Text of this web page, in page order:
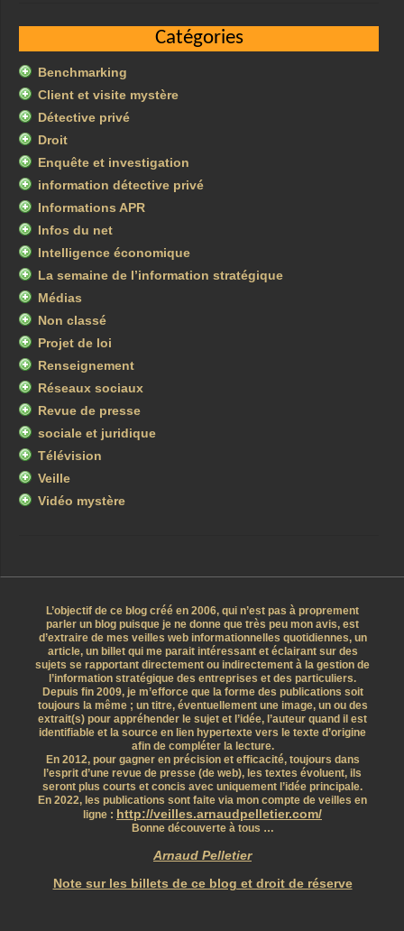
Catégories
Benchmarking
Client et visite mystère
Détective privé
Droit
Enquête et investigation
information détective privé
Informations APR
Infos du net
Intelligence économique
La semaine de l’information stratégique
Médias
Non classé
Projet de loi
Renseignement
Réseaux sociaux
Revue de presse
sociale et juridique
Télévision
Veille
Vidéo mystère
L’objectif de ce blog créé en 2006, qui n’est pas à proprement
parler un blog puisque je ne donne que très peu mon avis, est
d’extraire de mes veilles web informationnelles quotidiennes, un
article, un billet qui me parait intéressant et éclairant sur des
sujets se rapportant directement ou indirectement à la gestion de
l’information stratégique des entreprises et des particuliers.
Depuis fin 2009, je m’efforce que la forme des publications soit
toujours la même ; un titre, éventuellement une image, un ou des
extrait(s) pour appréhender le sujet et l’idée, l’auteur quand il est
identifiable et la source en lien hypertexte vers le texte d’origine
afin de compléter la lecture.
En 2012, pour gagner en précision et efficacité, toujours dans
l’esprit d’une revue de presse (de web), les textes évoluent, ils
seront plus courts et concis avec uniquement l’idée principale.
En 2022, les publications sont faite via mon compte de veilles en
ligne : http://veilles.arnaudpelletier.com/
Bonne découverte à tous …
Arnaud Pelletier
Note sur les billets de ce blog et droit de réserve